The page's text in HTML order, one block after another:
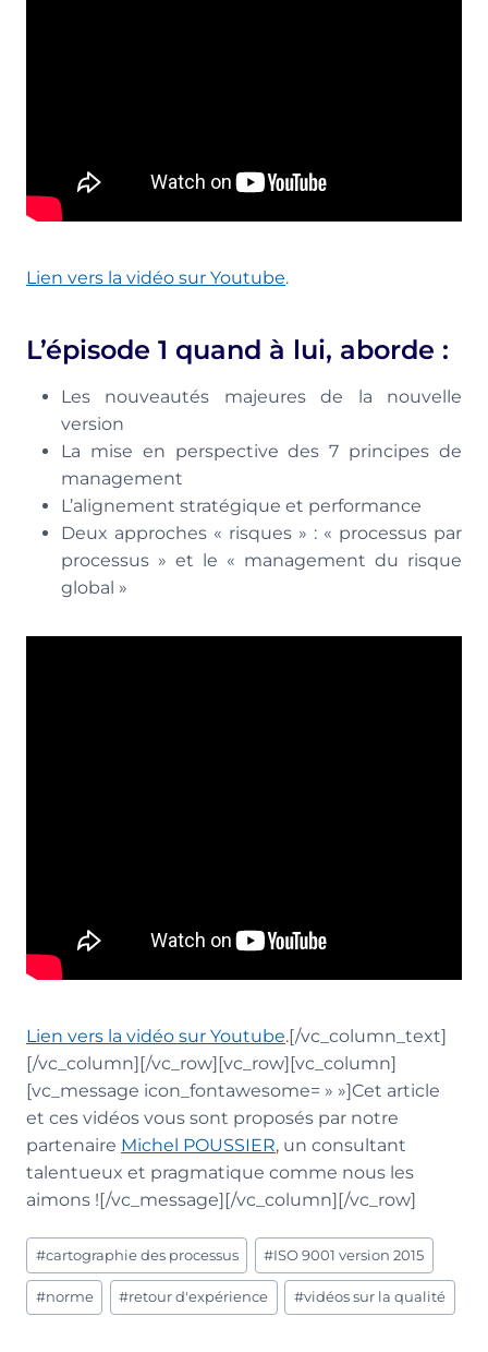
Lien vers la vidéo sur Youtube.
L’épisode 1 quand à lui, aborde :
Les nouveautés majeures de la nouvelle
version
La mise en perspective des 7 principes de
management
L’alignement stratégique et performance
Deux approches « risques » : « processus par
processus » et le « management du risque
global »
Lien vers la vidéo sur Youtube.[/vc_column_text]
[/vc_column][/vc_row][vc_row][vc_column]
[vc_message icon_fontawesome= » »]Cet article
et ces vidéos vous sont proposés par notre
partenaire Michel POUSSIER, un consultant
talentueux et pragmatique comme nous les
aimons ![/vc_message][/vc_column][/vc_row]
Étiquettes
de
la
#cartographie des processus #ISO 9001 version 2015
#norme #retour d'expérience #vidéos sur la qualité